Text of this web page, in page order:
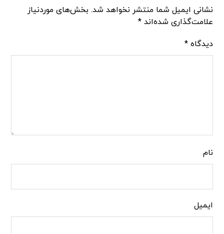
نشانی ایمیل شما منتشر نخواهد شد. بخش‌های موردنیاز
علامت‌گذاری شده‌اند*
دیدگاه*
نام
ایمیل